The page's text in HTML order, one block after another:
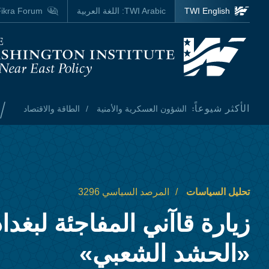
Skip to main content
Homepage
الأكثر شيوعاً: الشؤون العسكرية والأمنية الطاقة والاقتصاد /
TWI English
TWI Arabic: اللغة العربية Forum
تحليل السياسات المرصد السياسي 3296
زيارة قاآني المفاجئة
«الحشد الشعبي»